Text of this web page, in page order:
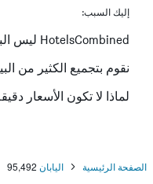
إليك السبب:
HotelsCombined ليس البائع
نقوم بتجميع الكثير من
لماذا لا تكون الأسعار دقيقة
الصفحة الرئيسية اليابان 95,492